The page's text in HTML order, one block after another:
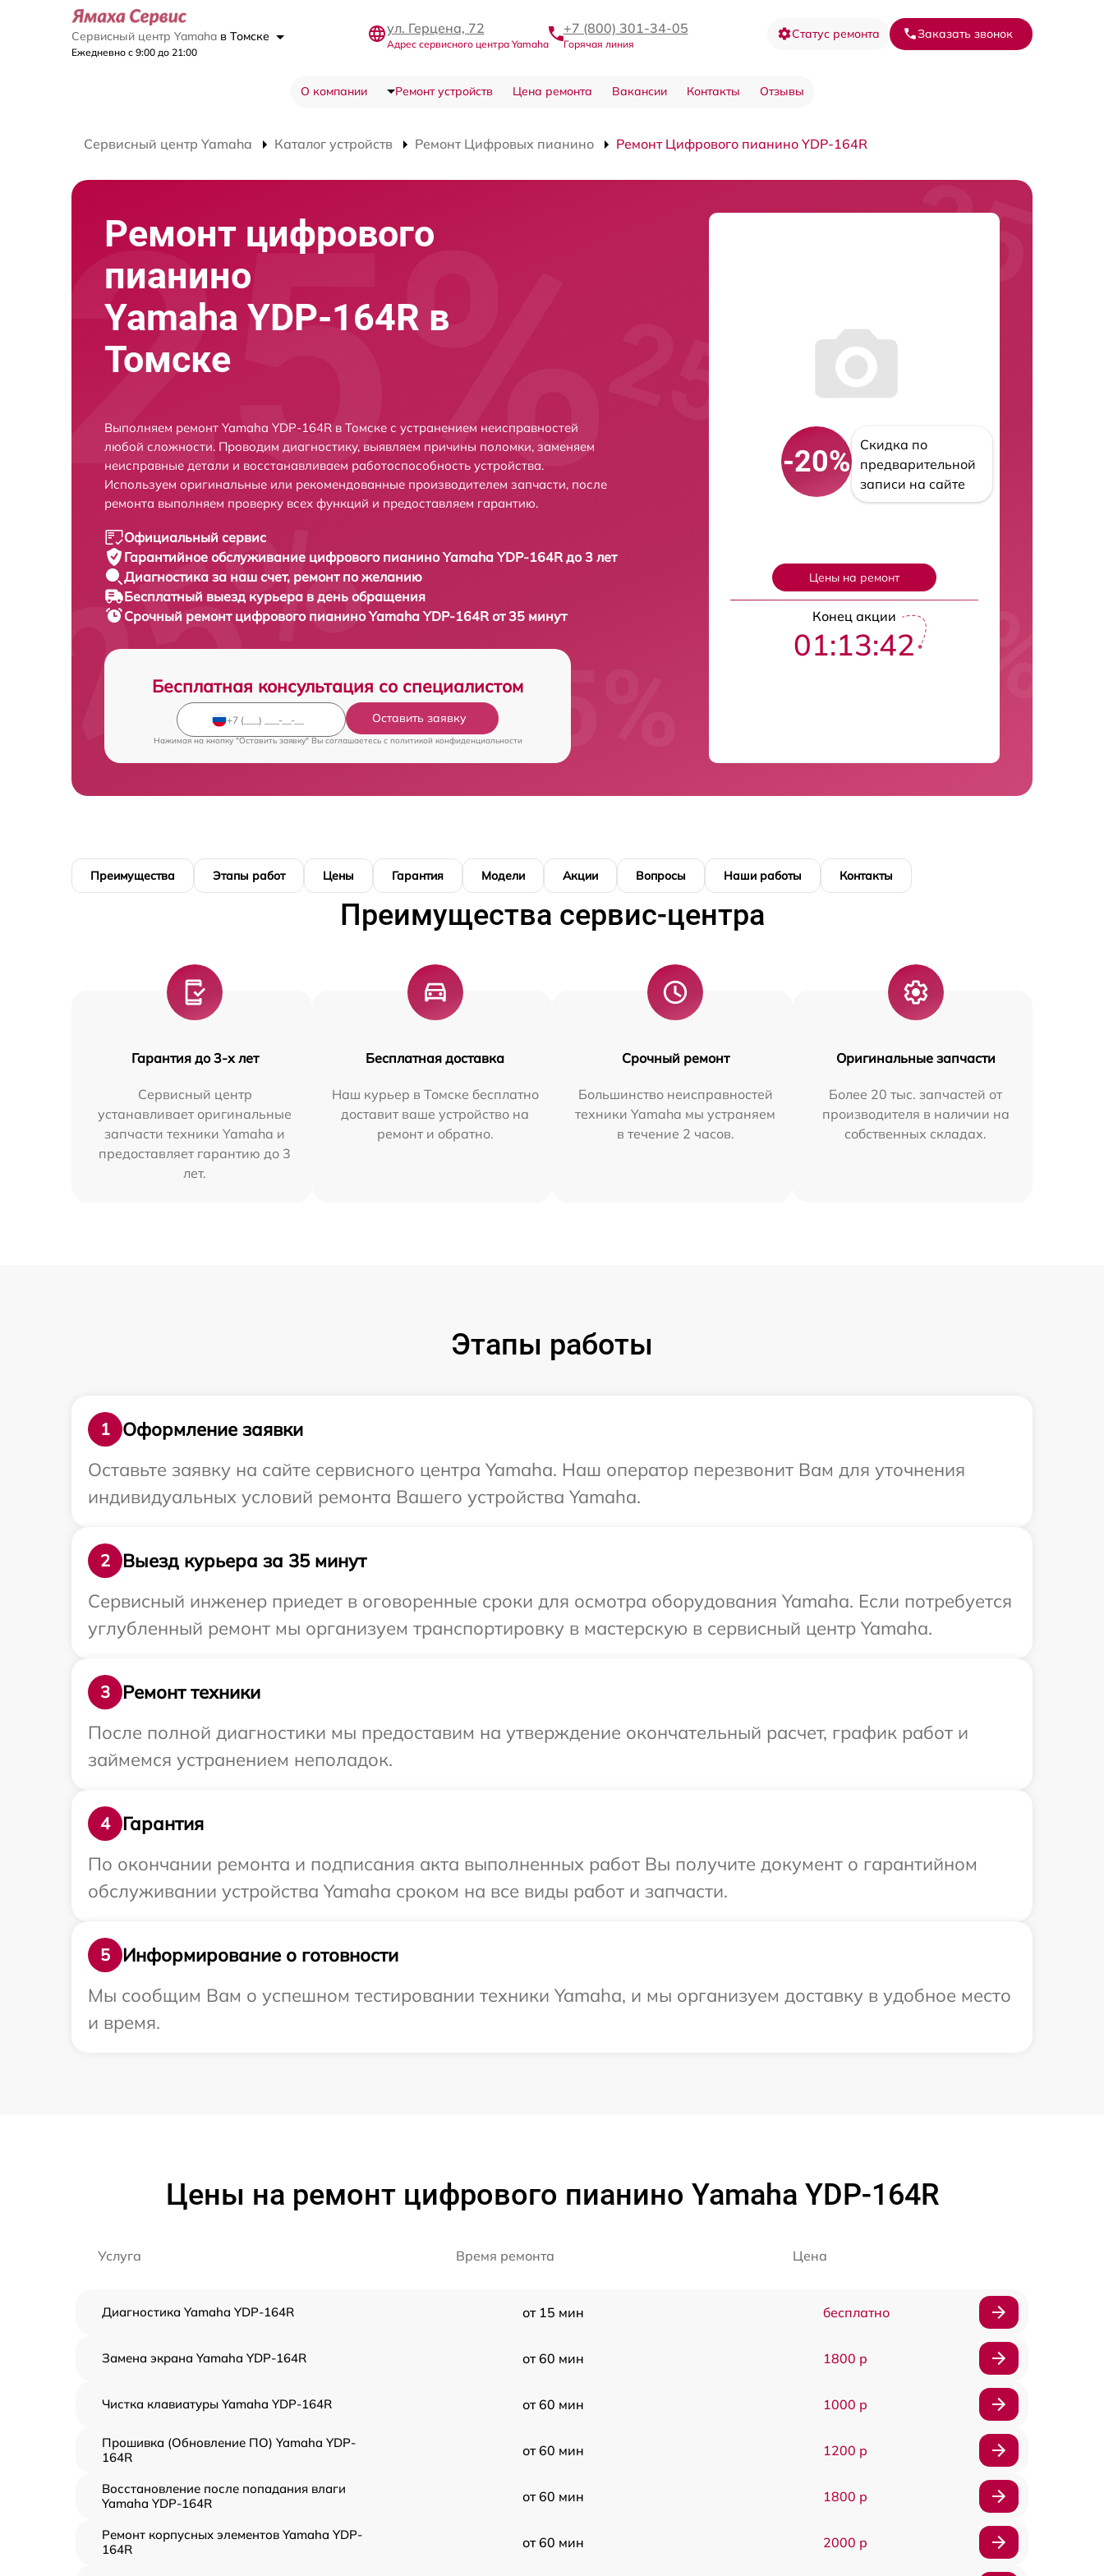
Сервисный центр Yamaha в Томске
Ежедневно с 9:00 до 21:00
ул. Герцена, 72
Адрес сервисного центра Yamaha
+7 (800) 301-34-05
Горячая линия
Статус ремонта Заказать звонок
О компании Ремонт устройств Цена ремонта Вакансии Контакты Отзывы
Сервисный центр Yamaha Каталог устройств Ремонт Цифровых пианино Ремонт Цифрового пианино YDP-164R
Ремонт цифрового
пианино
Yamaha YDP-164R в
Томске
Выполняем ремонт Yamaha YDP-164R в Томске с устранением неисправностей
любой сложности. Проводим диагностику, выявляем причины поломки, заменяем
неисправные детали и восстанавливаем работоспособность устройства.
Используем оригинальные или рекомендованные производителем запчасти, после
ремонта выполняем проверку всех функций и предоставляем гарантию.
Официальный сервис
Гарантийное обслуживание цифрового пианино Yamaha YDP-164R до 3 лет
Диагностика за наш счет, ремонт по желанию
Бесплатный выезд курьера в день обращения
Срочный ремонт цифрового пианино Yamaha YDP-164R от 35 минут
Бесплатная консультация со специалистом
Оставить заявку
Нажимая на кнопку "Оставить заявку" Вы соглашаетесь c политикой конфиденциальности
-20%
Скидка по
предварительной
записи на сайте
Цены на ремонт
Конец акции
01:13:41
Преимущества Этапы работ Цены Гарантия Модели Акции Вопросы Наши работы Контакты
Преимущества сервис-центра
Гарантия до 3-х лет
Сервисный центр
устанавливает оригинальные
запчасти техники Yamaha и
предоставляет гарантию до 3
лет.
Бесплатная доставка
Наш курьер в Томске бесплатно
доставит ваше устройство на
ремонт и обратно.
Срочный ремонт
Большинство неисправностей
техники Yamaha мы устраняем
в течение 2 часов.
Оригинальные запчасти
Более 20 тыс. запчастей от
производителя в наличии на
собственных складах.
Этапы работы
1
Оформление заявки
Оставьте заявку на сайте сервисного центра Yamaha. Наш оператор перезвонит Вам для уточнения
индивидуальных условий ремонта Вашего устройства Yamaha.
2
Выезд курьера за 35 минут
Сервисный инженер приедет в оговоренные сроки для осмотра оборудования Yamaha. Если потребуется
углубленный ремонт мы организуем транспортировку в мастерскую в сервисный центр Yamaha.
3
Ремонт техники
После полной диагностики мы предоставим на утверждение окончательный расчет, график работ и
займемся устранением неполадок.
4
Гарантия
По окончании ремонта и подписания акта выполненных работ Вы получите документ о гарантийном
обслуживании устройства Yamaha сроком на все виды работ и запчасти.
5
Информирование о готовности
Мы сообщим Вам о успешном тестировании техники Yamaha, и мы организуем доставку в удобное место
и время.
Цены на ремонт цифрового пианино Yamaha YDP-164R
Услуга Время ремонта Цена
Диагностика Yamaha YDP-164R от 15 мин бесплатно
Замена экрана Yamaha YDP-164R от 60 мин 1800 р
Чистка клавиатуры Yamaha YDP-164R от 60 мин 1000 р
Прошивка (Обновление ПО) Yamaha YDP-
164R
от 60 мин 1200 р
Восстановление после попадания влаги
Yamaha YDP-164R
от 60 мин 1800 р
Ремонт корпусных элементов Yamaha YDP-
164R
от 60 мин 2000 р